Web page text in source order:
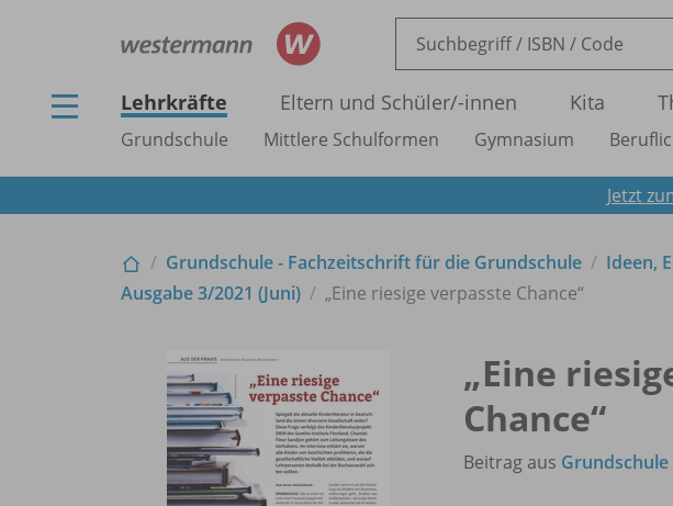
Lehrkräfte Eltern und Schüler/-innen Kita
Grundschule Mittlere Schulformen Gymnasium
Jetzt
Grundschule - Fachzeitschrift für die Grundschule
Ideen,
Ausgabe 3/2021 (Juni) „Eine riesige verpasste Chance“
„Eine
Chance“
Beitrag aus Grundschule